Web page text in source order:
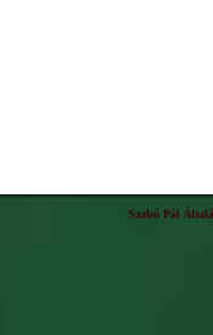
Szabó Pál